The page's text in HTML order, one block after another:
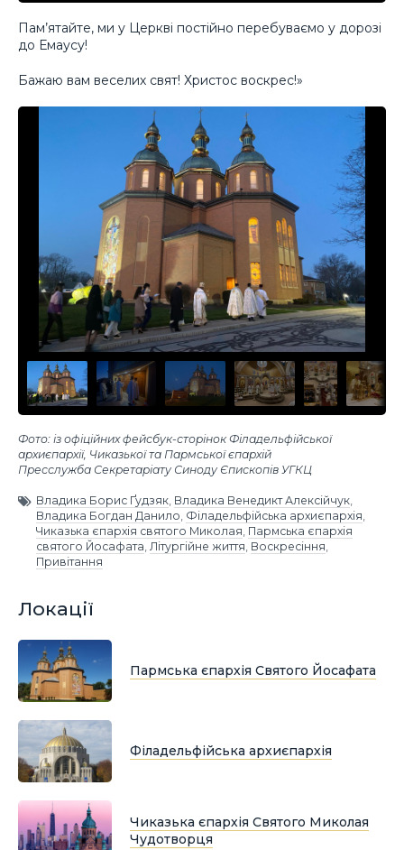
Пам’ятайте, ми у Церкві постійно перебуваємо у дорозі
до Емаусу!
Бажаю вам веселих свят! Христос воскрес!»
Фото: із офіційних фейсбук-сторінок Філадельфійської
архиєпархії, Чиказької та Пармської єпархій
Пресслужба Секретаріату Синоду Єпископів УГКЦ
Владика Борис Ґудзяк Владика Венедикт Алексійчук
Владика Богдан Данило Філадельфійська архиєпархія
Чиказька єпархія святого Миколая Пармська єпархія
святого Йосафата Літургійне життя Воскресіння
Привітання
Локації
Пармська єпархія Святого Йосафата
Філадельфійська архиєпархія
Чиказька єпархія Святого Миколая
Чудотворця